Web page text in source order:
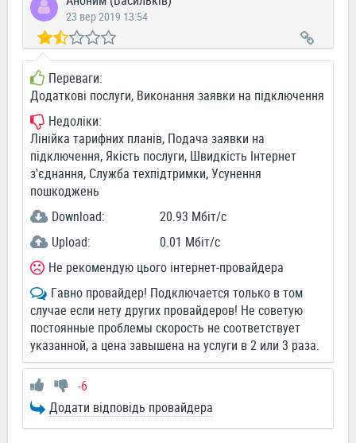
23 вер 2019 13:54
Переваги:
Додаткові послуги, Виконання заявки на підключення
Недоліки:
Лінійка тарифних планів, Подача заявки на
підключення, Якість послуги, Швидкість Інтернет
з'єднання, Служба техпідтримки, Усунення
пошкоджень
Download:
20.93 Мбіт/c
Upload:
0.01 Мбіт/c
Не рекомендую цього інтернет-провайдера
Гавно провайдер! Подключается только в том
случае если нету других провайдеров! Не советую
постоянные проблемы скорость не соответствует
указанной, а цена завышена на услуги в 2 или 3 раза.
-6
Додати відповідь провайдера